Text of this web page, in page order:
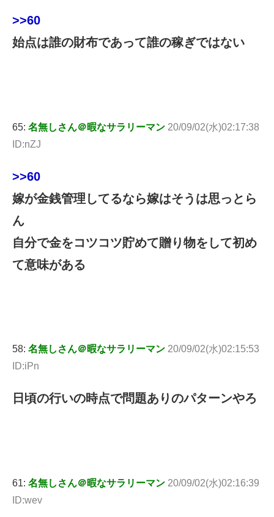
>>60
始点は誰の財布であって誰の稼ぎではない
65: 名無しさん＠暇なサラリーマン 20/09/02(水)02:17:38
ID:nZJ
>>60
嫁が金銭管理してるなら嫁はそうは思っとら
ん
自分で金をコツコツ貯めて贈り物をして初め
て意味がある
58: 名無しさん＠暇なサラリーマン 20/09/02(水)02:15:53
ID:iPn
日頃の行いの時点で問題ありのパターンやろ
61: 名無しさん＠暇なサラリーマン 20/09/02(水)02:16:39
ID:wev